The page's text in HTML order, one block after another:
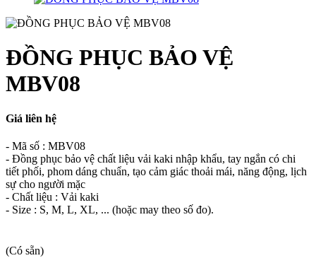
ĐỒNG PHỤC BẢO VỆ
MBV08
Giá liên hệ
- Mã số : MBV08
- Đồng phục bảo vệ chất liệu vải kaki nhập khẩu, tay ngắn có chi
tiết phối, phom dáng chuẩn, tạo cảm giác thoải mái, năng động, lịch
sự cho người mặc
- Chất liệu : Vải kaki
- Size : S, M, L, XL, ... (hoặc may theo số đo).
(Có sẵn)